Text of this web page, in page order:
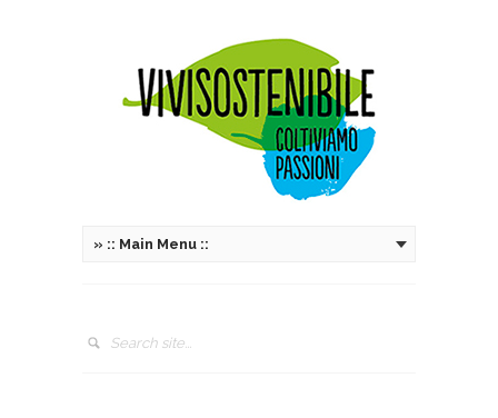
» :: Main Menu ::